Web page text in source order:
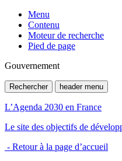
Menu
Contenu
Moteur de recherche
Pied de page
Gouvernement
Rechercher header menu
L’Agenda 2030 en France
Le site des objectifs de
- Retour à la page d’accueil